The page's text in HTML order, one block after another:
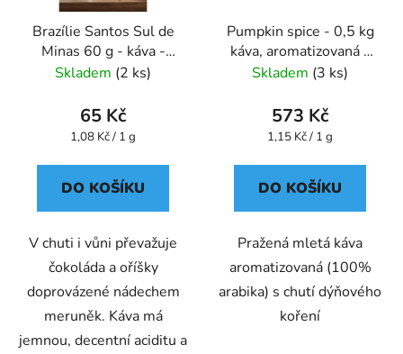
Brazílie Santos Sul de
Minas 60 g - káva -
Oxalis
Skladem (2 ks)
65 Kč
Měrná
1,08 Kč / 1 g
DO KOŠÍKU
V chuti i vůni převažuje
čokoláda a oříšky
doprovázené nádechem
meruněk. Káva má
jemnou, decentní aciditu a
Pumpkin spice - 0,5 kg
káva, aromatizovaná -
Oxalis
Skladem (3 ks)
573 Kč
Měrná
1,15 Kč / 1 g
DO KOŠÍKU
Pražená mletá káva
aromatizovaná (100%
arabika) s chutí dýňového
koření